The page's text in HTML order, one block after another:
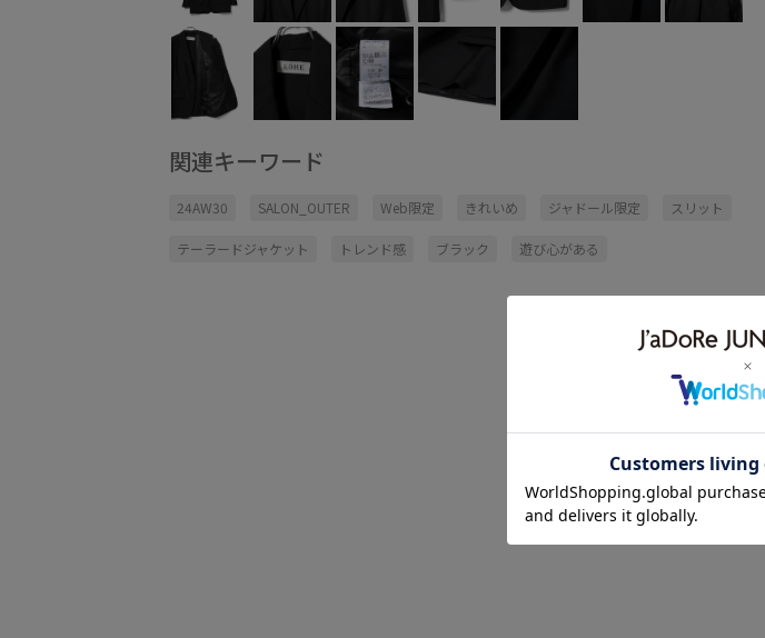
関連キーワード
24AW30 SALON_OUTER Web限定 きれいめ ジャドール限定 スリット
テーラードジャケット トレンド感 ブラック 遊び心がある